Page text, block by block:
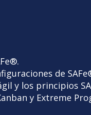
de
y los principios
y Extreme